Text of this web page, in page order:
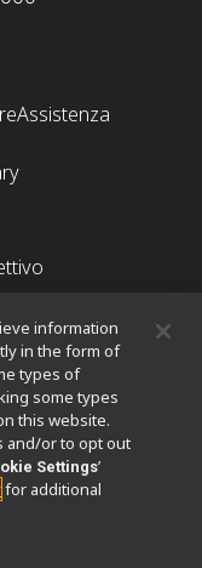
Assistenza
information
in the form of
types of
some types
this website.
and/or to opt out
Settings’
for additional